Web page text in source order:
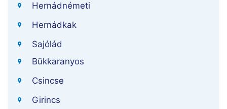
Hernádnémeti
Hernádkak
Sajólád
Bükkaranyos
Csincse
Girincs